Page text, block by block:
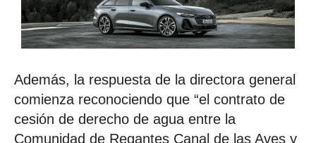
Además, la respuesta de la directora general
comienza reconociendo que “el contrato de
cesión de derecho de agua entre la
Comunidad de Regantes Canal de las Aves y